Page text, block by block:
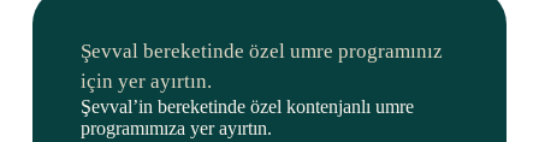
Şevval bereketinde özel umre programınız
için yer ayırtın.
Şevval’in bereketinde özel kontenjanlı umre
programımıza yer ayırtın.